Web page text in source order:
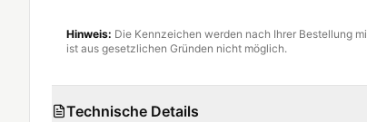
Hinweis: Die Kennzeichen werden nach Ihrer Bestellung
ist aus gesetzlichen Gründen nicht möglich.
Technische Details